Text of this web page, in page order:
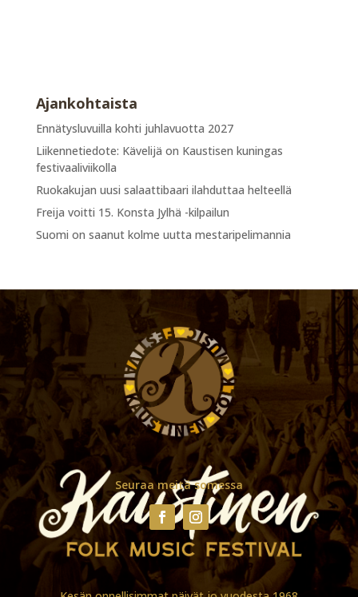
Ajankohtaista
Ennätysluvuilla kohti juhlavuotta 2027
Liikennetiedote: Kävelijä on Kaustisen kuningas
festivaaliviikolla
Ruokakujan uusi salaattibaari ilahduttaa helteellä
Freija voitti 15. Konsta Jylhä -kilpailun
Suomi on saanut kolme uutta mestaripelimannia
Seuraa meitä somessa